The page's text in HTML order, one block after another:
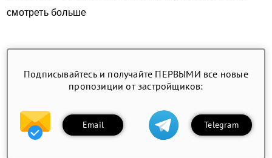
смотреть больше
Подписывайтесь и получайте ПЕРВЫМИ все новые
пропозиции от застройщиков:
Email Telegram